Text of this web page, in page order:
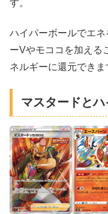
す。
ハイパーボールでエ
ーVやモココを加える
ネルギーに還元できま
マスタードと